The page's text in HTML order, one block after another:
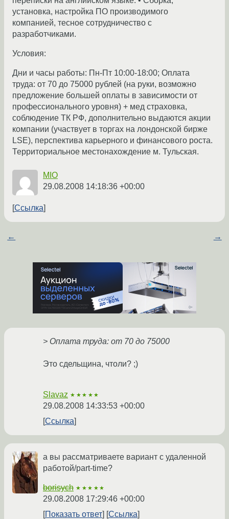
установка, настройка ПО производимого
компанией, тесное сотрудничество с
разработчиками.
Условия:
Дни и часы работы: Пн-Пт 10:00-18:00; Оплата
труда: от 70 до 75000 рублей (на руки, возможно
предложение большей оплаты в зависимости от
профессионального уровня) + мед страховка,
соблюдение ТК РФ, дополнительно выдаются акции
компании (участвует в торгах на лондонской бирже
LSE), перспектива карьерного и финансового роста.
Территориальное местонахождение м. Тульская.
MIO
29.08.2008 14:18:36 +00:00
Ссылка
← →
> Оплата труда: от 70 до 75000
Это сдельщина, чтоли? ;)
Slavaz ★★★★★
29.08.2008 14:33:53 +00:00
Ссылка
а вы рассматриваете вариант с удаленной
работой/part-time?
borisych ★★★★★
29.08.2008 17:29:46 +00:00
Показать ответ
Ссылка